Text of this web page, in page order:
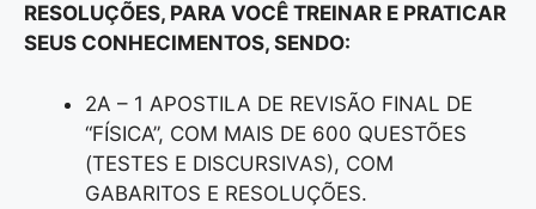
RESOLUÇÕES, PARA VOCÊ TREINAR E PRATICAR
SEUS CONHECIMENTOS, SENDO:
2A – 1 APOSTILA DE REVISÃO FINAL DE
“FÍSICA”, COM MAIS DE 600 QUESTÕES
(TESTES E DISCURSIVAS), COM
GABARITOS E RESOLUÇÕES.